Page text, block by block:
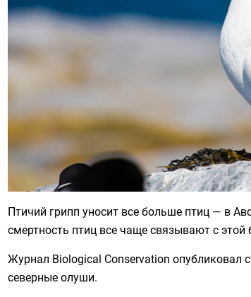
Птичий грипп уносит все больше птиц — в
смертность птиц все чаще связывают с этой
Журнал Biological Conservation опубликовал
северные олуши.